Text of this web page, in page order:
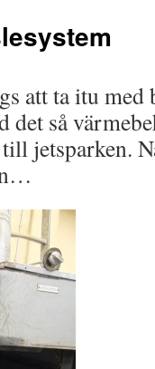
att ta itu med
det så
jetsparken.